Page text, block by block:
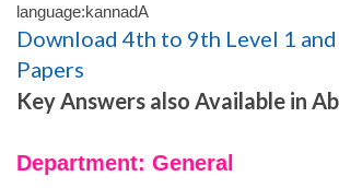
language:kannadA
Download 4th to 9th Level 1
Papers
Key Answers also Available in
Department: General